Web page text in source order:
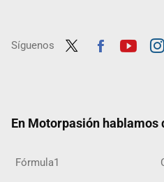
Síguenos
En Motorpasión hablamos
Fórmula1